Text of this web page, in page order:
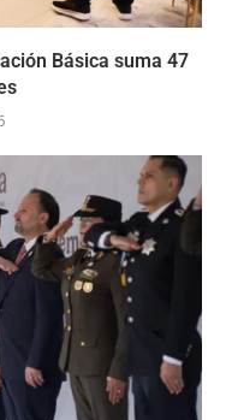
Básica suma 47